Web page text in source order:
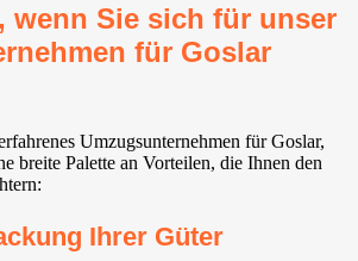
wenn Sie sich für unser
für Goslar
Umzugsunternehmen für Goslar,
breite Palette an Vorteilen, die Ihnen den
Ihrer Güter